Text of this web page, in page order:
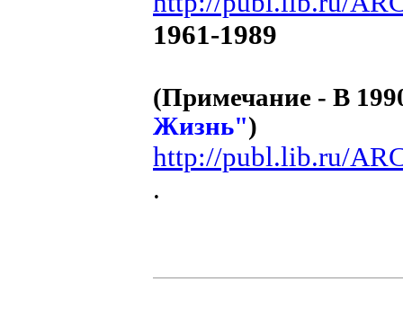
1961-1989
(Примечание - В
Жизнь")
http://publ.lib.ru/
.